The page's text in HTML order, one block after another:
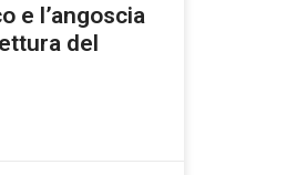
e l’angoscia
del